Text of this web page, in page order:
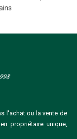
l'achat ou la vente de
propriétaire unique,